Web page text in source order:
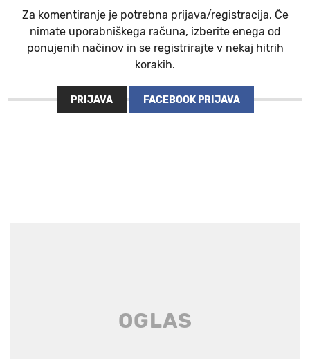
Za komentiranje je potrebna prijava/registracija. Če
nimate uporabniškega računa, izberite enega od
ponujenih načinov in se registrirajte v nekaj hitrih
korakih.
PRIJAVA FACEBOOK PRIJAVA